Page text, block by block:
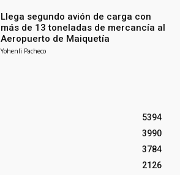
Llega segundo avión de carga con
más de 13 toneladas de mercancía al
Aeropuerto de Maiquetía
Yohenli Pacheco
5394
3990
3784
2126